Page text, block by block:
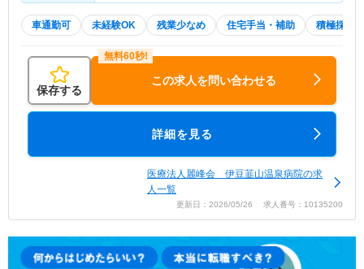
車通勤可 未経験OK 残業少なめ 住宅手当・補助 積極採用中
保存する
この求人を問い合わせる
詳細を見る
医療法人麗峰会 伊豆韮山温泉病院の求
人一覧
更新日：2026/05/26 求人番号：10135200